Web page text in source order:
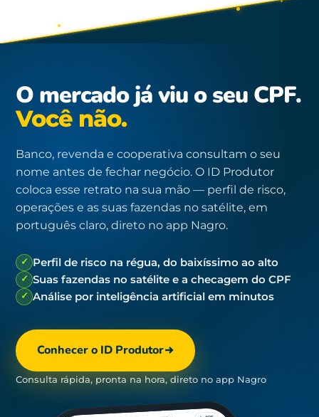
O mercado já viu o seu CPF.
Você não.
Banco, revenda e cooperativa consultam o seu
nome antes de fechar negócio. O ID Produtor
coloca esse retrato na sua mão — perfil de risco,
operações e as suas fazendas no satélite, em
português claro, direto no app Nagro.
✓ Perfil de risco na régua, do baixíssimo ao alto
✓ Suas fazendas no satélite e a checagem do CPF
✓ Análise por inteligência artificial em minutos
Conhecer o ID Produtor
Consulta rápida, pronta na hora, direto no app Nagro